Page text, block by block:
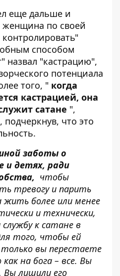
еще дальше и
женщина по своей
контролировать"
способом
назвал "кастрацию",
потенциала
того, " когда
кастрацией, она
сатане ",
что это
заботы о
и детях, ради
чтобы
тревогу и парить
жить более или менее
и технически,
к сатане в
того, чтобы ей
только вы перестаете
на бога – все. Вы
Вы лишили его